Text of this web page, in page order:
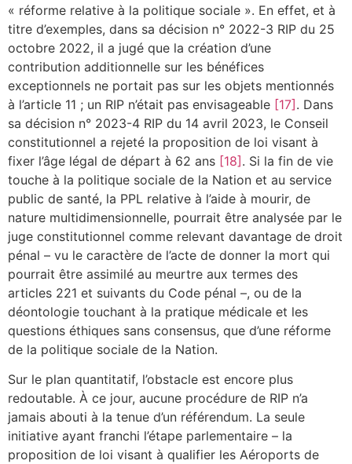
« réforme relative à la politique sociale ». En effet, et à
titre d’exemples, dans sa décision n° 2022-3 RIP du 25
octobre 2022, il a jugé que la création d’une
contribution additionnelle sur les bénéfices
exceptionnels ne portait pas sur les objets mentionnés
à l’article 11 ; un RIP n’était pas envisageable [17]. Dans
sa décision n° 2023-4 RIP du 14 avril 2023, le Conseil
constitutionnel a rejeté la proposition de loi visant à
fixer l’âge légal de départ à 62 ans [18]. Si la fin de vie
touche à la politique sociale de la Nation et au service
public de santé, la PPL relative à l’aide à mourir, de
nature multidimensionnelle, pourrait être analysée par le
juge constitutionnel comme relevant davantage de droit
pénal – vu le caractère de l’acte de donner la mort qui
pourrait être assimilé au meurtre aux termes des
articles 221 et suivants du Code pénal –, ou de la
déontologie touchant à la pratique médicale et les
questions éthiques sans consensus, que d’une réforme
de la politique sociale de la Nation.
Sur le plan quantitatif, l’obstacle est encore plus
redoutable. À ce jour, aucune procédure de RIP n’a
jamais abouti à la tenue d’un référendum. La seule
initiative ayant franchi l’étape parlementaire – la
proposition de loi visant à qualifier les Aéroports de